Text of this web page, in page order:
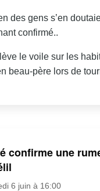
des gens s’en
confirmé..
le voile sur les
beau-père lors de
confirme une
6 juin à 16:00